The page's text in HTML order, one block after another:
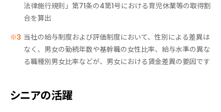
法律施行規則」第71条の4第1号における育児休業等の取得割
合を算出
当社の給与制度および評価制度において、性別による差異は
なく、男女の勤続年数や基幹職の女性比率、給与水準の異な
る職種別男女比率などが、男女における賃金差異の要因です
シニアの活躍